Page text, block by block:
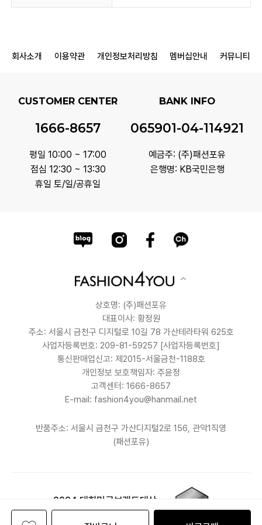
회사소개 이용약관 개인정보처리방침 멤버십안내 커뮤니티
CUSTOMER CENTER
1666-8657
평일 10:00 ~ 17:00
점심 12:30 ~ 13:30
휴일 토/일/공휴일
BANK INFO
065901-04-114921
예금주: (주)패션포유
은행명: KB국민은행
상호명: (주)패션포유
대표이사: 황정원
주소: 서울시 금천구 디지털로 10길 78 가산테라타워 625호
사업자등록번호: 209-81-59257 [사업자등록번호]
통신판매업신고: 제2015-서울금천-1188호
개인정보 보호책임자: 주윤정
고객센터: 1666-8657
E-mail: fashion4you@hanmail.net
반품주소: 서울시 금천구 가산디지털2로 156, 관악1직영
(패션포유)